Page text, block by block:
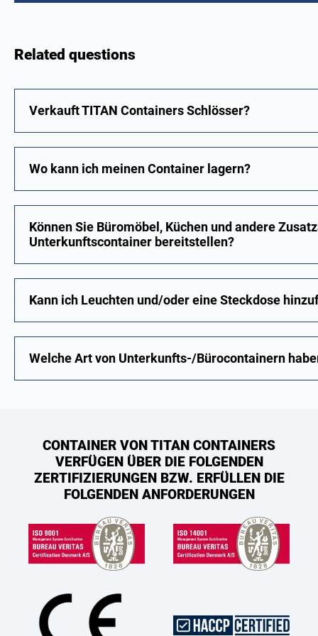
Related questions
Verkauft TITAN Containers Schlösser?
Wo kann ich meinen Container lagern?
Können Sie Büromöbel, Küchen und andere
Unterkunftscontainer bereitstellen?
Kann ich Leuchten und/oder eine Steckdose
Welche Art von Unterkunfts-/Bürocontainern
CONTAINER VON TITAN CONTAINERS
VERFÜGEN ÜBER DIE FOLGENDEN
ZERTIFIZIERUNGEN BZW. ERFÜLLEN DIE
FOLGENDEN ANFORDERUNGEN